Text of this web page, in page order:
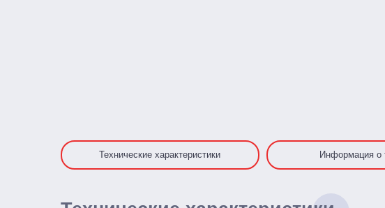
Технические характеристики Информация о